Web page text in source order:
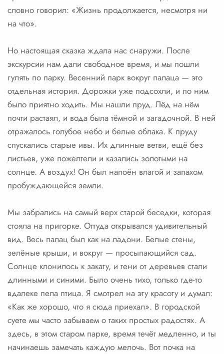
словно говорил: «Жизнь продолжается, несмотря ни
на что».
Но настоящая сказка ждала нас снаружи. После
экскурсии нам дали свободное время, и мы пошли
гулять по парку. Весенний парк вокруг палаца — это
отдельная история. Дорожки уже подсохли, и по ним
было приятно ходить. Мы нашли пруд. Лёд на нём
почти растаял, и вода была тёмной и загадочной. В ней
отражалось голубое небо и белые облака. К пруду
спускались старые ивы. Их длинные ветви, ещё без
листьев, уже пожелтели и казались золотыми на
солнце. А воздух! Он был напоён влагой и запахом
пробуждающейся земли.
Мы забрались на самый верх старой беседки, которая
стояла на пригорке. Оттуда открывался удивительный
вид. Весь палац был как на ладони. Белые стены,
зелёные крыши, и вокруг — просыпающийся сад.
Солнце клонилось к закату, и тени от деревьев стали
длинными и синими. Было очень тихо, только где-то
вдалеке пела птица. Я смотрел на эту красоту и думал:
«Как же хорошо, что я сюда приехал». В городской
суете мы часто забываем о таких простых радостях. А
здесь, в этом старом парке, время течёт медленно, и ты
начинаешь замечать каждую мелочь. Вот почка на